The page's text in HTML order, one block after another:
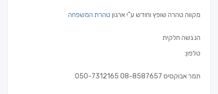
מקווה טהרה שופץ וחודש ע"י ארגון טהרת המשפחה
הנגשה חלקית
טלפון:
תמר אבוקסיס 08-8587657 050-7312165